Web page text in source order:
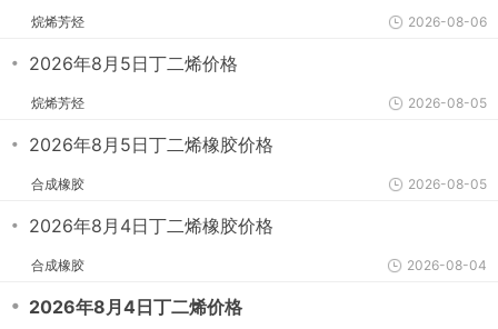
烷烯芳烃 2026-08-06
・ 2026年8月5日丁二烯价格
烷烯芳烃 2026-08-05
・ 2026年8月5日丁二烯橡胶价格
合成橡胶 2026-08-05
・ 2026年8月4日丁二烯橡胶价格
合成橡胶 2026-08-04
・ 2026年8月4日丁二烯价格